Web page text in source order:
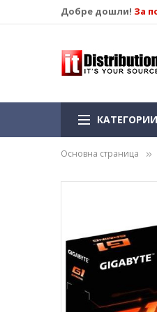
Добре дошли! За
КАТЕГОРИИ
Основна страница
галерията
на
изображенията